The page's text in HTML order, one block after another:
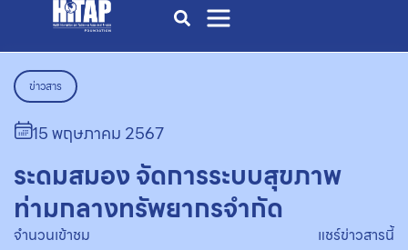
ข่าวสาร
15 พฤษภาคม 2567
ระดมสมอง จัดการระบบสุขภาพ
ท่ามกลางทรัพยากรจำกัด
จำนวนเข้าชม แชร์ข่าวสารนี้